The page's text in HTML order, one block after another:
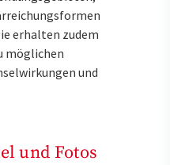
erhalten zudem
möglichen
und
und Fotos